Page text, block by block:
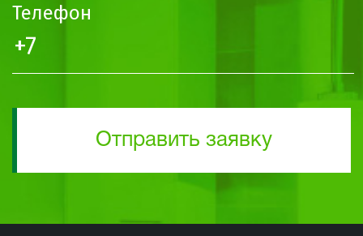
Телефон
Отправить заявку